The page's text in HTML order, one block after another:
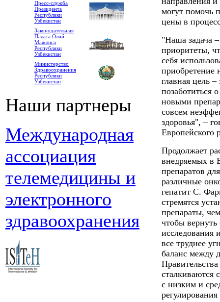
Пресс-служба
Президента
Республики
Узбекистан
Законодательная
Палата Олий
Мажлиса
Республики
Узбекистан
Министерство
Здравоохранения
Республики
Узбекистан
Наши партнеры
Международная
ассоциация
телемедицины и
электронного
здравоохранения
могут помочь
цены в
"Наша задача
приоритеты,
себя
приобретение
главная цель
позаботиться
новыми
совсем
здоровья", –
Европейского
Продолжает
внедряемых в
препаратов
различные
гепатит С.
стремятся
препараты,
чтобы
исследования
все труднее
баланс между
сталкиваются
с низким и